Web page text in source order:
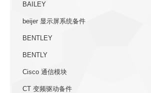
BAILEY
beijer 显示屏系统备件
BENTLEY
BENTLY
Cisco 通信模块
CT 变频驱动备件